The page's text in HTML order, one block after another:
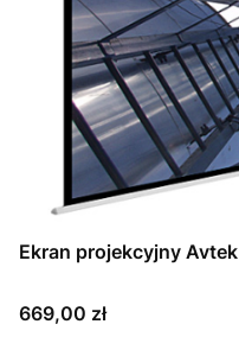
Ekran projekcyjny
Cena
669,00 zł